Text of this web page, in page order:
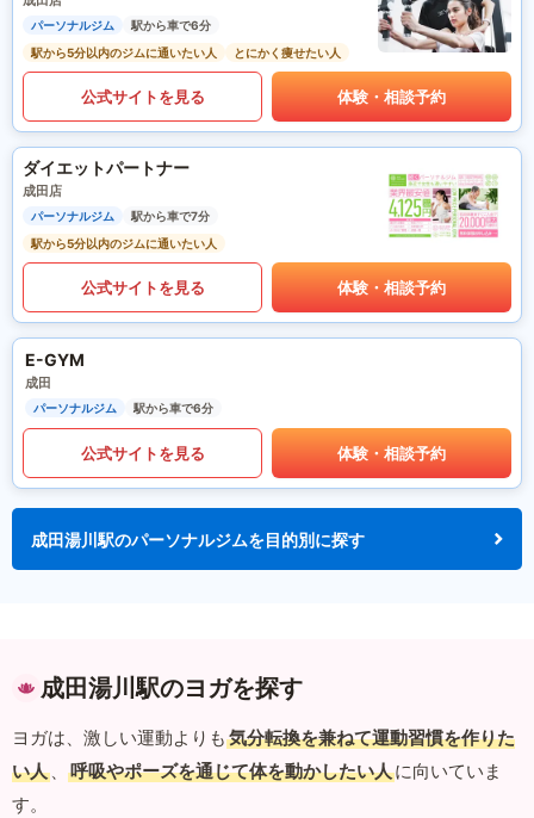
パーソナルジム
駅から車で6分
駅から5分以内のジムに通いたい人
とにかく痩せたい人
公式サイトを見る 体験・相談予約
ダイエットパートナー
成田店
パーソナルジム
駅から車で7分
駅から5分以内のジムに通いたい人
公式サイトを見る 体験・相談予約
E-GYM
成田
パーソナルジム 駅から車で6分
公式サイトを見る 体験・相談予約
成田湯川駅のパーソナルジムを目的別に探す
成田湯川駅のヨガを探す
ヨガは、激しい運動よりも 気分転換を兼ねて運動習慣を作りた
い人 、 呼吸やポーズを通じて体を動かしたい人に向いていま
す。